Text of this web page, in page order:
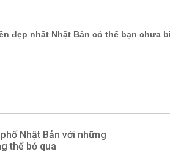
Nhật Bản với những
thể bỏ qua